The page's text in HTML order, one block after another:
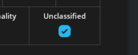
+371 67 99 40 44
info@gfitness.lv
Unclassified